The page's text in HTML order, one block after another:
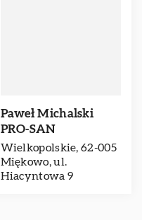
Paweł Michalski
PRO-SAN
Wielkopolskie, 62-005
Miękowo, ul.
Hiacyntowa 9